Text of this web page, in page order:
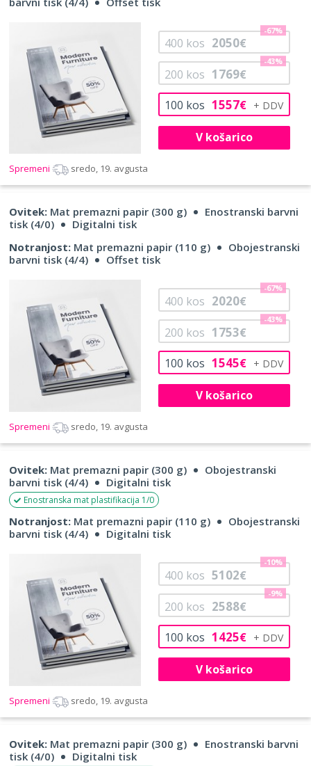
100 kos 1557€
200 kos 1769€
-43%
400 kos 2050€
-67%
V košarico
Spremeni sredo, 19. avgusta
Ovitek: Mat premazni papir (300 g)
Enostranski barvni
tisk (4/0)
Digitalni tisk
Notranjost: Mat premazni papir (110 g)
Obojestranski
barvni tisk (4/4)
Offset tisk
100 kos 1545€
200 kos 1753€
-43%
400 kos 2020€
-67%
V košarico
Spremeni sredo, 19. avgusta
Ovitek: Mat premazni papir (300 g)
Obojestranski
barvni tisk (4/4)
Digitalni tisk
Enostranska mat plastifikacija 1/0
Notranjost: Mat premazni papir (110 g)
Obojestranski
barvni tisk (4/4)
Digitalni tisk
100 kos 1425€
200 kos 2588€
-9%
400 kos 5102€
-10%
V košarico
Spremeni sredo, 19. avgusta
Ovitek: Mat premazni papir (300 g)
Enostranski barvni
tisk (4/0)
Digitalni tisk